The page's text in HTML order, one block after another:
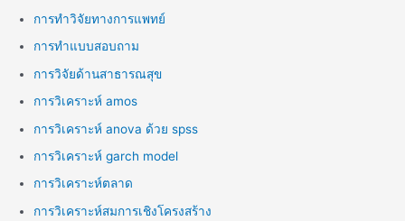
การทำวิจัยทางการแพทย์
การทำแบบสอบถาม
การวิจัยด้านสาธารณสุข
การวิเคราะห์ amos
การวิเคราะห์ anova ด้วย spss
การวิเคราะห์ garch model
การวิเคราะห์ตลาด
การวิเคราะห์สมการเชิงโครงสร้าง